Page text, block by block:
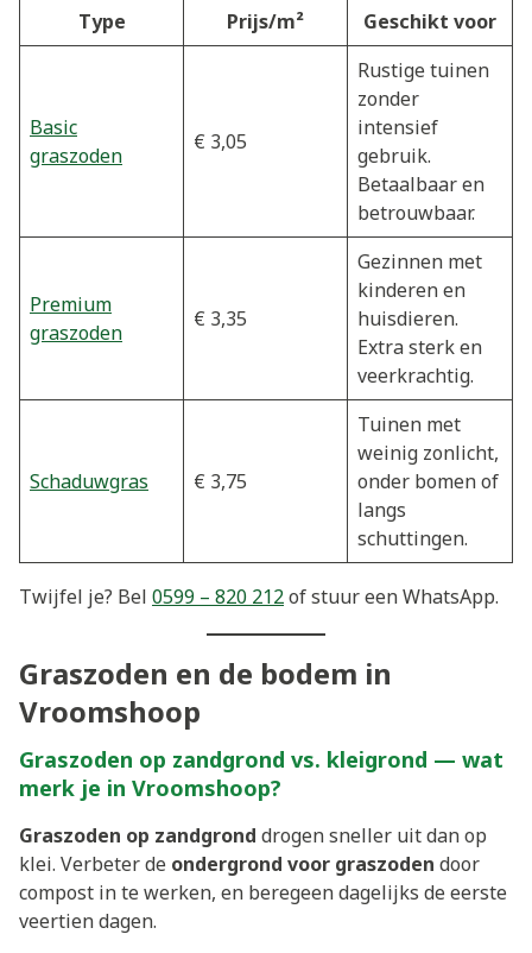
Type Prijs/m² Geschikt voor
Basic
graszoden
€ 3,05
Rustige tuinen
zonder
intensief
gebruik.
Betaalbaar en
betrouwbaar.
Premium
graszoden
€ 3,35
Gezinnen met
kinderen en
huisdieren.
Extra sterk en
veerkrachtig.
Schaduwgras € 3,75
Tuinen met
weinig zonlicht,
onder bomen of
langs
schuttingen.
Twijfel je? Bel 0599 – 820 212of stuur een WhatsApp.
Graszoden en de bodem in
Vroomshoop
Graszoden op zandgrond vs. kleigrond — wat
merk je in Vroomshoop?
Graszoden op zandgrond drogen sneller uit dan op
klei. Verbeter de ondergrond voor graszoden door
compost in te werken, en beregeen dagelijks de eerste
veertien dagen.